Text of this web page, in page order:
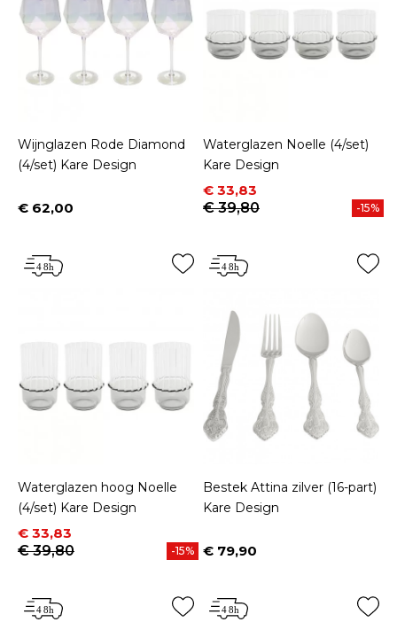
Wijnglazen Rode Diamond
(4/set) Kare Design
Prijs
€ 62,00
Waterglazen Noelle (4/set)
Kare Design
Prijs
€ 33,83
Normale prijs
€ 39,80
-15%
Waterglazen hoog Noelle
(4/set) Kare Design
Prijs
€ 33,83
Normale prijs
€ 39,80
-15%
Bestek Attina zilver (16-part)
Kare Design
Prijs
€ 79,90